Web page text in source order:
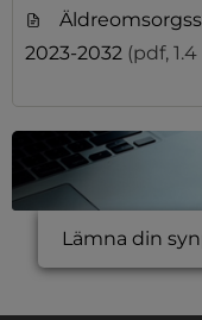
2023-2032 (pdf,
Lämna din